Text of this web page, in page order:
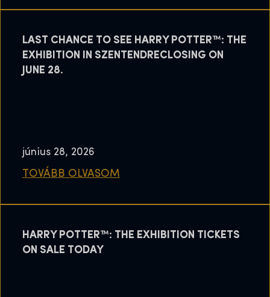
LAST CHANCE TO SEE HARRY POTTER™: THE
EXHIBITION IN SZENTENDRECLOSING ON
JUNE 28.
június 28, 2026
TOVÁBB OLVASOM
HARRY POTTER™: THE EXHIBITION TICKETS
ON SALE TODAY